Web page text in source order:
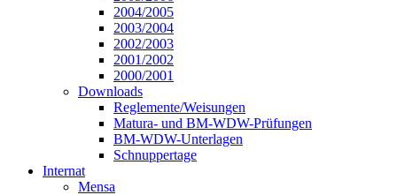
2004/2005
2003/2004
2002/2003
2001/2002
2000/2001
Downloads
Reglemente/Weisungen
Matura- und BM-WDW-Prüfungen
BM-WDW-Unterlagen
Schnuppertage
Internat
Mensa